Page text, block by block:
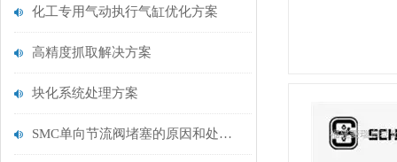
化工专用气动执行气缸优化方案
高精度抓取解决方案
块化系统处理方案
SMC单向节流阀堵塞的原因和处理措施